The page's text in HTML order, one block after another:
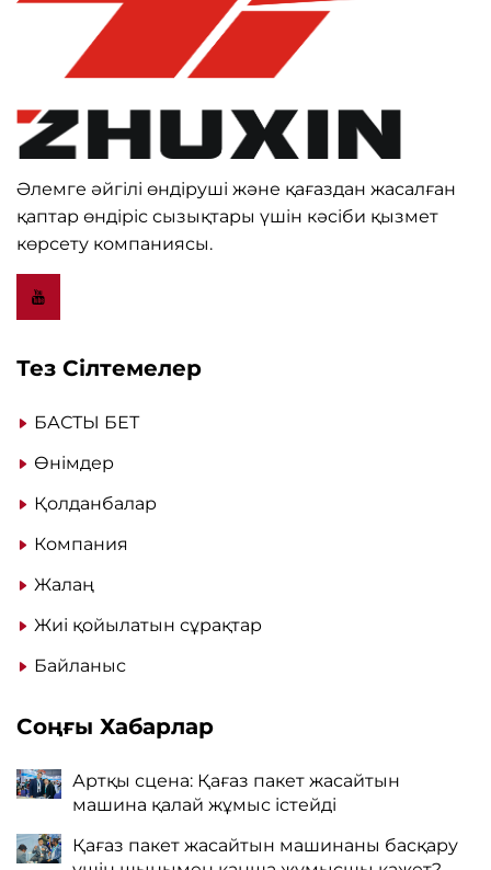
Әлемге әйгілі өндіруші және қағаздан жасалған
қаптар өндіріс сызықтары үшін кәсіби қызмет
көрсету компаниясы.
Тез Сілтемелер
БАСТЫ БЕТ
Өнімдер
Қолданбалар
Компания
Жалаң
Жиі қойылатын сұрақтар
Байланыс
Соңғы Хабарлар
Артқы сцена: Қағаз пакет жасайтын
машина қалай жұмыс істейді
Қағаз пакет жасайтын машинаны басқару